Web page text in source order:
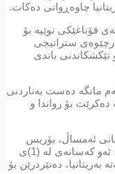
چاوەڕوانی دەکات.
قۆناغێکی نوێیە بۆ
ستراتیجی
باندی
بەریتانیا دەشڵێت: لە (14)ی ئەم مانگە دەست بەناردنی
ده‌كرێت بۆ رواندا و
ئەمساڵ، بۆریس
جۆنسن، سەرۆک وەزیرانی بەریتانیا، رایگەیاند، ئەو کەسانه‌ی لە (1)ی
ده‌نێردرێن بۆ